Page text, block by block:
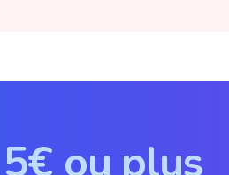
ou plus